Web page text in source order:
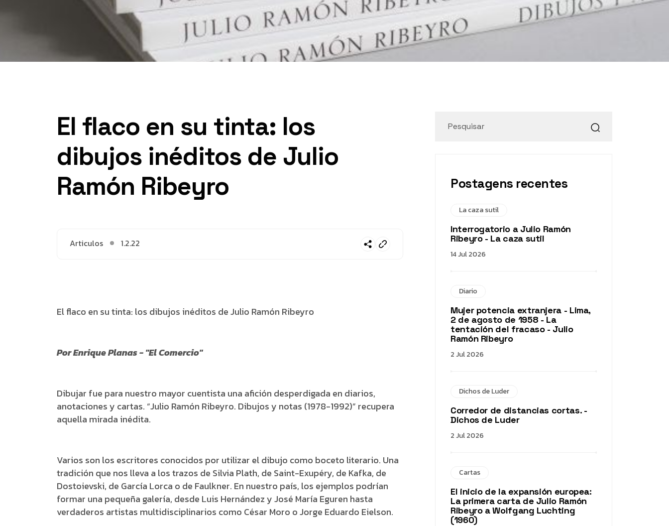
El flaco en su tinta: los
dibujos inéditos de Julio
Ramón Ribeyro
Articulos 1.2.22
El flaco en su tinta: los dibujos inéditos de Julio Ramón Ribeyro
Por Enrique Planas - "El Comercio"
Dibujar fue para nuestro mayor cuentista una afición desperdigada en diarios,
anotaciones y cartas. “Julio Ramón Ribeyro. Dibujos y notas (1978-1992)” recupera
aquella mirada inédita.
Varios son los escritores conocidos por utilizar el dibujo como boceto literario. Una
tradición que nos lleva a los trazos de Silvia Plath, de Saint-Exupéry, de Kafka, de
Dostoievski, de García Lorca o de Faulkner. En nuestro país, los ejemplos podrían
formar una pequeña galería, desde Luis Hernández y José María Eguren hasta
verdaderos artistas multidisciplinarios como César Moro o Jorge Eduardo Eielson.
Postagens recentes
La caza sutil
Interrogatorio a Julio Ramón
Ribeyro - La caza sutil
14 Jul 2026
Diario
Mujer potencia extranjera - Lima,
2 de agosto de 1958 - La
tentación del fracaso - Julio
Ramón Ribeyro
2 Jul 2026
Dichos de Luder
Corredor de distancias cortas. -
Dichos de Luder
2 Jul 2026
Cartas
El inicio de la expansión europea:
La primera carta de Julio Ramón
Ribeyro a Wolfgang Luchting
(1960)